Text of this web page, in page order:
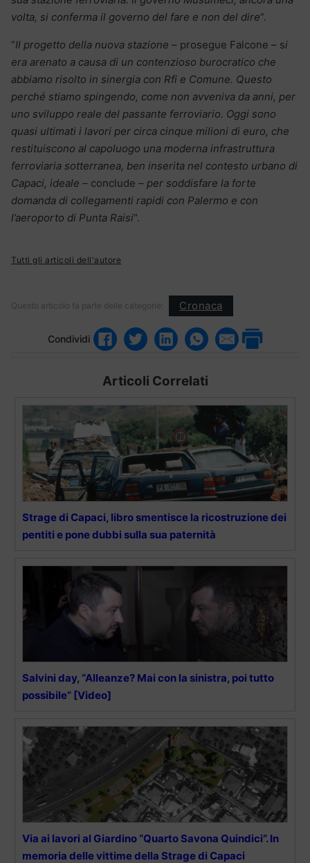
volta, si conferma il governo del fare e non del dire“.
“Il progetto della nuova stazione – prosegue Falcone – si
era arenato a causa di un contenzioso burocratico che
abbiamo risolto in sinergia con Rfi e Comune. Questo
perché stiamo spingendo, come non avveniva da anni, per
uno sviluppo reale del passante ferroviario. Oggi sono
quasi ultimati i lavori per circa cinque milioni di euro, che
restituiscono al capoluogo una moderna infrastruttura
ferroviaria sotterranea, ben inserita nel contesto urbano di
Capaci, ideale – conclude – per soddisfare la forte
domanda di collegamenti rapidi con Palermo e con
l’aeroporto di Punta Raisi“.
Tutti gli articoli dell'autore
Questo articolo fa parte delle categorie: Cronaca
Condividi
Articoli Correlati
Strage di Capaci, libro smentisce la ricostruzione dei
pentiti e pone dubbi sulla sua paternità
Salvini day, “Alleanze? Mai con la sinistra, poi tutto
possibile” [Video]
Via ai lavori al Giardino “Quarto Savona Quindici”. In
memoria delle vittime della Strage di Capaci